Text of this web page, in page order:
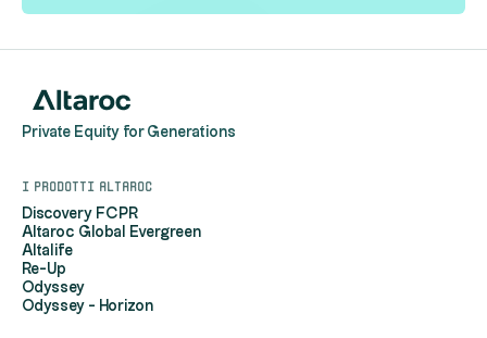
Private Equity for Generations
I prodotti Altaroc
Discovery FCPR
Altaroc Global Evergreen
Altalife
Re-Up
Odyssey
Odyssey - Horizon